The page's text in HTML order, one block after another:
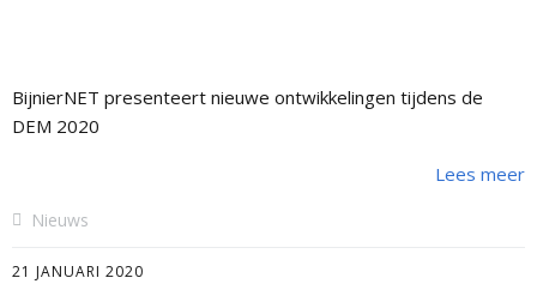
BijnierNET presenteert nieuwe ontwikkelingen tijdens de
DEM 2020
Lees meer
Nieuws
21 JANUARI 2020